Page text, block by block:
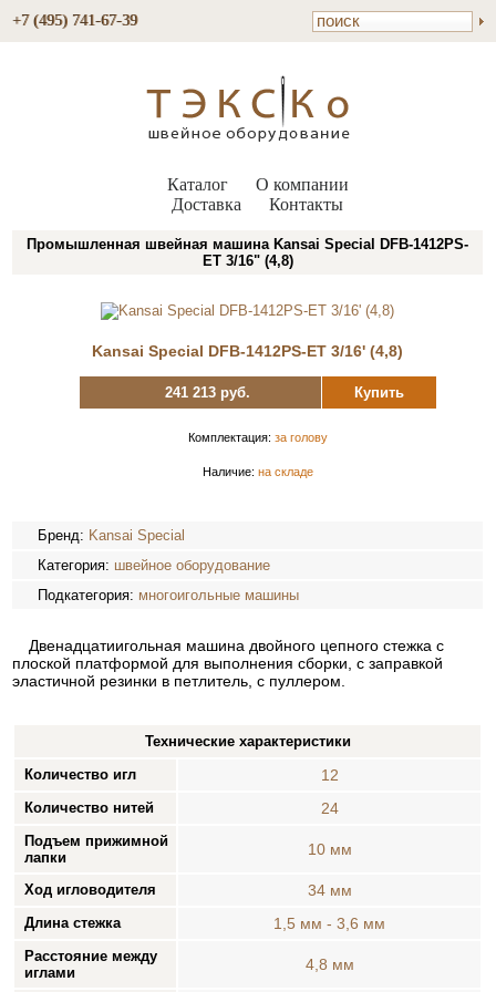
+7 (495) 741-67-39
Каталог
О компании
Доставка
Контакты
Промышленная швейная машина Kansai Special DFB-1412PS-
ET 3/16" (4,8)
Kansai Special DFB-1412PS-ET 3/16' (4,8)
241 213 руб. Купить
Комплектация: за голову
Наличие: на складе
Бренд: Kansai Special
Категория: швейное оборудование
Подкатегория: многоигольные машины
Двенадцатиигольная машина двойного цепного стежка с
плоской платформой для выполнения сборки, с заправкой
эластичной резинки в петлитель, с пуллером.
Технические характеристики
Количество игл
12
Количество нитей 24
Подъем прижимной
лапки
10 мм
Ход игловодителя 34 мм
Длина стежка 1,5 мм - 3,6 мм
Расстояние между
иглами
4,8 мм